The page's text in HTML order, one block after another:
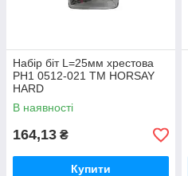
Набір біт L=25мм хрестова
PH1 0512-021 ТМ HORSAY
HARD
В наявності
164,13 ₴
Купити